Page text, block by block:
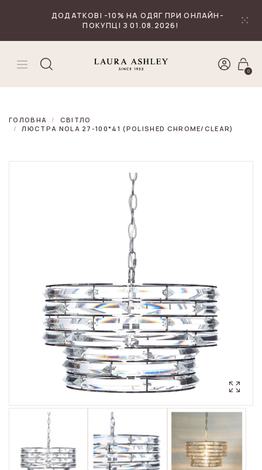
ДОДАТКОВІ -10% НА ОДЯГ ПРИ ОНЛАЙН-
ПОКУПЦІ З 01.08.2026!
0
ГОЛОВНА
СВІТЛО
ЛЮСТРА NOLA 27-100*41 (POLISHED CHROME/CLEAR)